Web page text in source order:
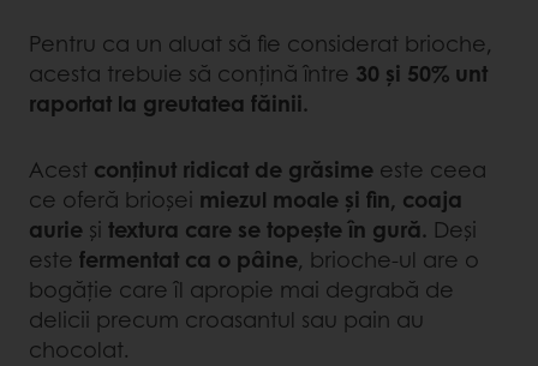
Pentru ca un aluat să fie considerat brioche,
acesta trebuie să conțină între 30 și 50% unt
raportat la greutatea făinii.
Acest conținut ridicat de grăsime este ceea
ce oferă brioșei miezul moale și fin, coaja
aurie și textura care se topește în gură. Deși
este fermentat ca o pâine, brioche-ul are o
bogăție care îl apropie mai degrabă de
delicii precum croasantul sau pain au
chocolat.